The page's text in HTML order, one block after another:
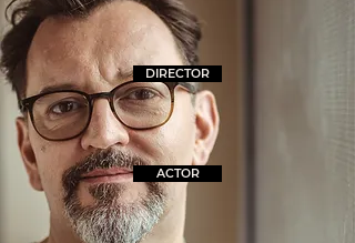
DIRECTOR
ACTOR